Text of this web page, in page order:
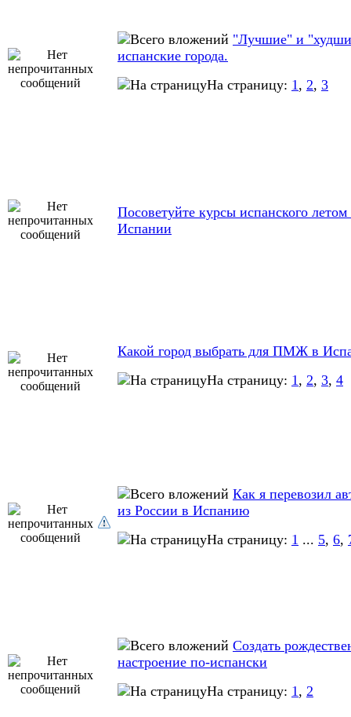
"Лучшие" и
испанские города.
На страницу: 1, 2, 3
Посоветуйте курсы испанского летом
Испании
Какой город выбрать для ПМЖ в
На страницу: 1, 2, 3, 4
Как я перевозил
из России в Испанию
На страницу: 1 ... 5, 6,
Создать
настроение по-испански
На страницу: 1, 2